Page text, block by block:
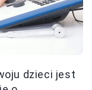
dzieci jest